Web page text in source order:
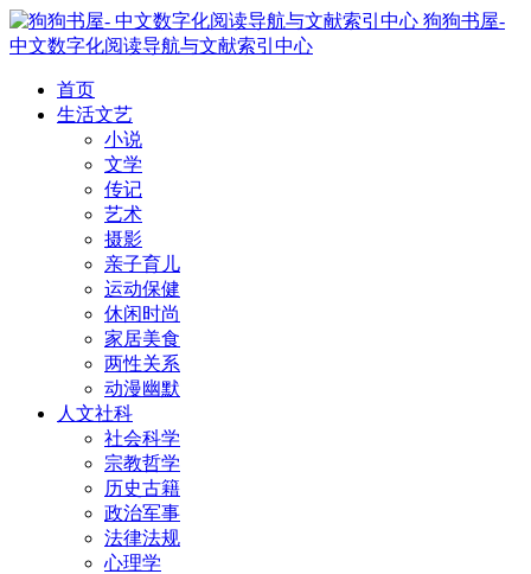
狗狗书屋-
中文数字化阅读导航与文献索引中心
首页
生活文艺
小说
文学
传记
艺术
摄影
亲子育儿
运动保健
休闲时尚
家居美食
两性关系
动漫幽默
人文社科
社会科学
宗教哲学
历史古籍
政治军事
法律法规
心理学